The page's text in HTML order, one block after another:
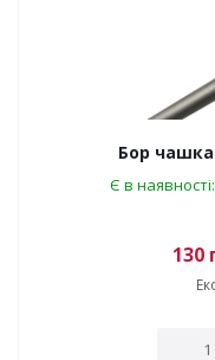
Бор чашка
Є в
130